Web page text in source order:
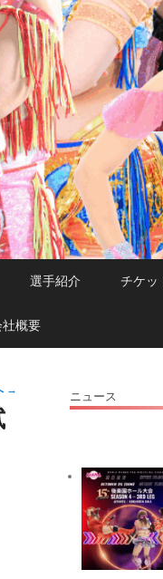
選手紹介 チケッ
社概要
→
ニュース